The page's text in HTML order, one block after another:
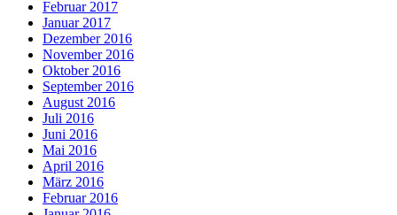
Februar 2017
Januar 2017
Dezember 2016
November 2016
Oktober 2016
September 2016
August 2016
Juli 2016
Juni 2016
Mai 2016
April 2016
März 2016
Februar 2016